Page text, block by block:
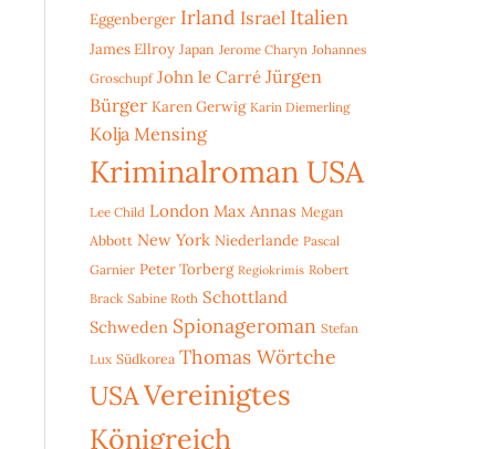
Eggenberger Irland Israel Italien
James Ellroy Japan Jerome Charyn Johannes
Groschupf John le Carré Jürgen
Bürger Karen Gerwig Karin Diemerling
Kolja Mensing
Kriminalroman USA
Lee Child London Max Annas Megan
Abbott New York Niederlande Pascal
Garnier Peter Torberg Regiokrimis Robert
Brack Sabine Roth Schottland
Schweden Spionageroman Stefan
Lux Südkorea Thomas Wörtche
USAVereinigtes
Königreich